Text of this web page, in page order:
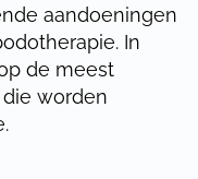
aandoeningen
In
de meest
worden